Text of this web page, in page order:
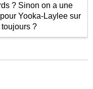
? Sinon on a une
Yooka-Laylee sur
?